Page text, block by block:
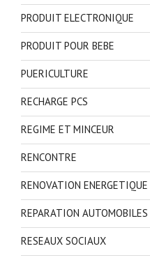
PRODUIT ELECTRONIQUE
PRODUIT POUR BEBE
PUERICULTURE
RECHARGE PCS
REGIME ET MINCEUR
RENCONTRE
RENOVATION ENERGETIQUE
REPARATION AUTOMOBILES
RESEAUX SOCIAUX